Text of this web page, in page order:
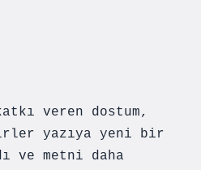
veren dostum,
yazıya yeni bir
ve metni daha